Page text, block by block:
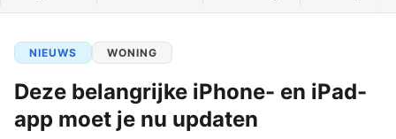
NIEUWS WONING
Deze belangrijke iPhone- en iPad-
app moet je nu updaten